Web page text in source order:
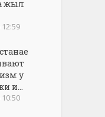
жыл
12:59
у
и...
10:50